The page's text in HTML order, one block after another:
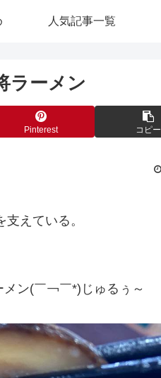
人気記事一覧
ラーメン
Pinterest コピー
えている。
ン(￣￢￣*)じゅるぅ～